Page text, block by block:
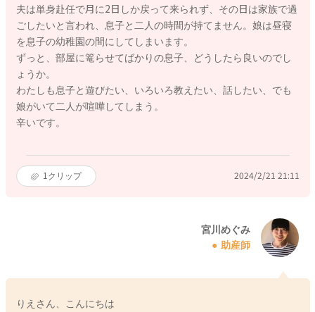
夫は単身赴任で月に2日しか戻って来られず、その日は家族で過
ごしたいと言われ、息子と二人の時間が持てません。娘は昼寝
を息子の幼稚園の間にしてしまいます。
ずっと、部屋に篭らせてばかりの息子、どうしたら良いのでし
ょうか。
わたしも息子と遊びたい、いろいろ教えたい、話したい、でも
娘がいて二人が喧嘩してしまう。
辛いです。
1 クリップ 2024/2/21 21:11
宮川めぐみ
助産師
りえさん、こんにちは